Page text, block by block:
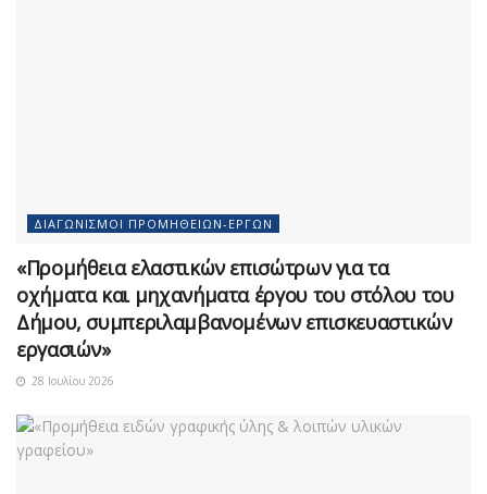
ΔΙΑΓΩΝΙΣΜΟΊ ΠΡΟΜΗΘΕΙΏΝ-ΈΡΓΩΝ
«Προμήθεια ελαστικών επισώτρων για τα
οχήματα και μηχανήματα έργου του στόλου του
Δήμου, συμπεριλαμβανομένων επισκευαστικών
εργασιών»
28 Ιουλίου 2026